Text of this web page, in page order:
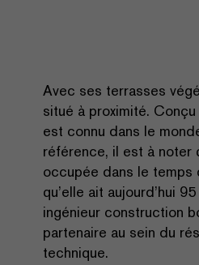
Avec ses terrasses
situé à proximité.
est connu dans le
référence, il est à noter
occupée dans le temps
qu’elle ait aujourd’hui
ingénieur construction
partenaire au sein du
technique.